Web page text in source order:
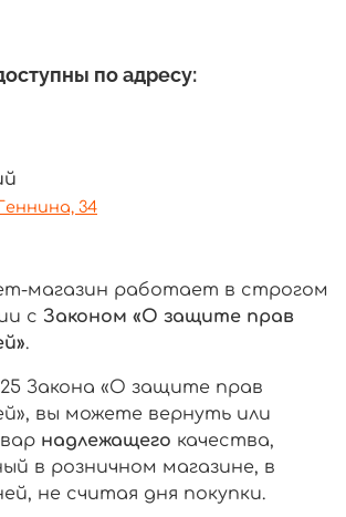
по адресу:
34
магазин работает в строгом
с Законом «О защите прав
.
Закона «О защите прав
вы можете вернуть или
надлежащего качества,
в розничном магазине, в
не считая дня покупки.